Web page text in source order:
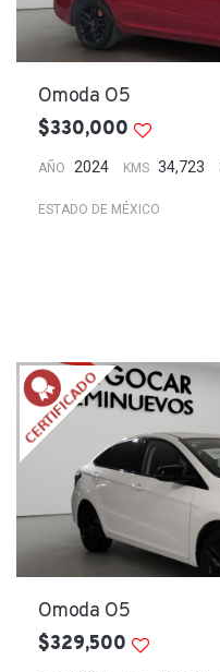
Omoda O5
$330,000
AÑO 2024 KMS 34,723
ESTADO DE MÉXICO
Omoda O5
$329,500